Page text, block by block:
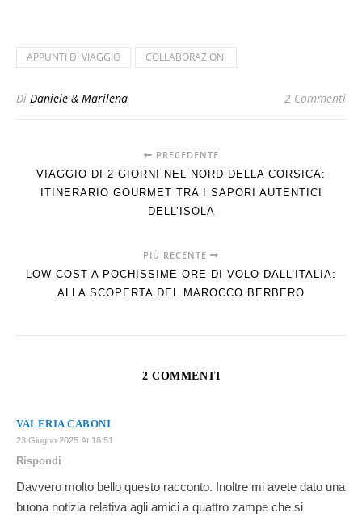
APPUNTI DI VIAGGIO COLLABORAZIONI
Di Daniele & Marilena 2 Commenti
PRECEDENTE
VIAGGIO DI 2 GIORNI NEL NORD DELLA CORSICA:
ITINERARIO GOURMET TRA I SAPORI AUTENTICI
DELL’ISOLA
PIÙ RECENTE
LOW COST A POCHISSIME ORE DI VOLO DALL’ITALIA:
ALLA SCOPERTA DEL MAROCCO BERBERO
2 COMMENTI
VALERIA CABONI
23 Giugno 2025 At 18:51
Rispondi
Davvero molto bello questo racconto. Inoltre mi avete dato una
buona notizia relativa agli amici a quattro zampe che si